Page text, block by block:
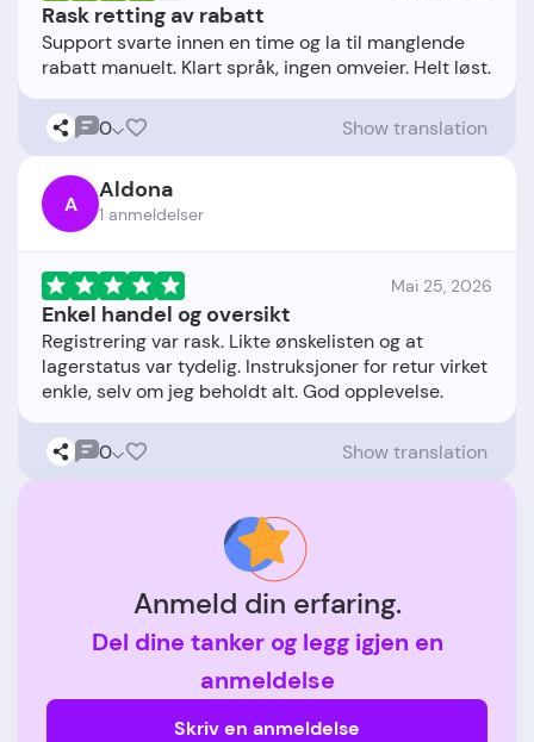
Rask retting av rabatt
Support svarte innen en time og la til manglende
0 Show translation
A Aldona
1 anmeldelser
Mai 25, 2026
Enkel handel og oversikt
Registrering var rask. Likte ønskelisten og at
lagerstatus var tydelig. Instruksjoner for retur virket
0 Show translation
Anmeld din erfaring.
Del dine tanker og legg igjen en
anmeldelse
Skriv en anmeldelse